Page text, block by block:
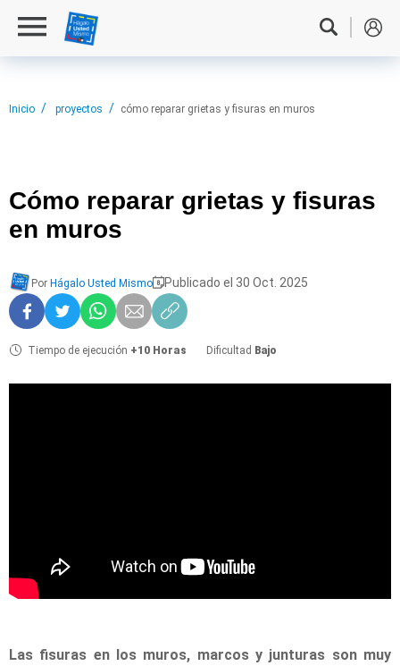
Inicio proyectos cómo reparar grietas y fisuras en muros
Cómo reparar grietas y fisuras
en muros
Por Hágalo Usted Mismo Publicado el 30 Oct. 2025
Tiempo de ejecución +10 Horas Dificultad Bajo
Las fisuras en los muros, marcos y junturas son muy